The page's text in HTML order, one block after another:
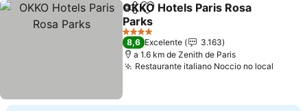
PartilharAdicionar aos favoritos
OKKO Hotels Paris Rosa
Parks
Ver preços
4 Estrelas
8,6 Excelente
3.163
a 1.6 km de Zenith de Paris
Restaurante italiano Noccio no local